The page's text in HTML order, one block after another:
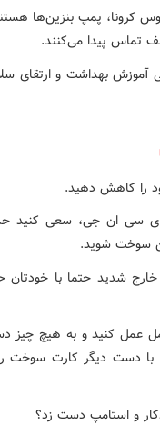
کرونا، پمپ بنزین‌ها
تماس پیدا می‌کنند.
آموزش بهداشت و ارتقای
سی ان جی، سعی کنید
سوخت شوید.
شدید حتما با خودتان
عمل کنید و به هیچ چیز
با دست دیگر کارت سوخت
و استامپ دست زد؟